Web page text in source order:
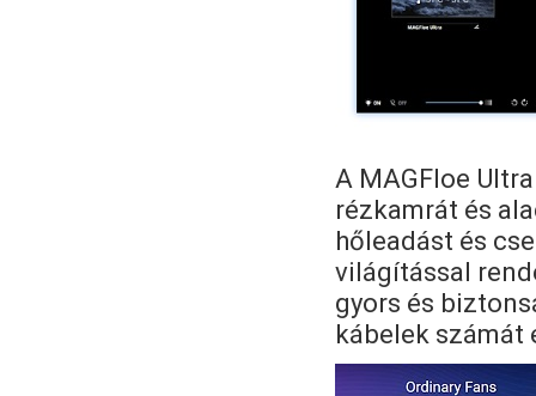
A MAGFloe
rézkamrát és
hőleadást és
világítással
gyors és
kábelek számát